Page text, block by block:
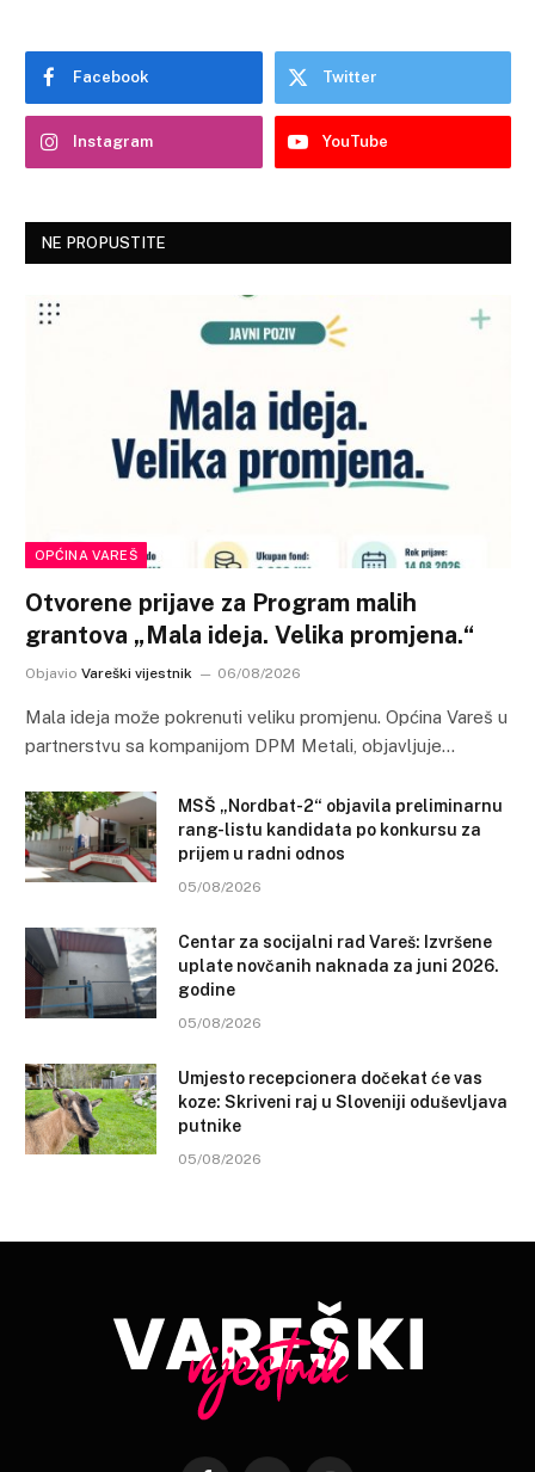
Facebook Twitter
Instagram YouTube
NE PROPUSTITE
OPĆINA VAREŠ
Otvorene prijave za Program malih
grantova „Mala ideja. Velika promjena.“
Objavio Vareški vijestnik 06/08/2026
Mala ideja može pokrenuti veliku promjenu. Općina Vareš u
partnerstvu sa kompanijom DPM Metali, objavljuje…
MSŠ „Nordbat-2“ objavila preliminarnu
rang-listu kandidata po konkursu za
prijem u radni odnos
05/08/2026
Centar za socijalni rad Vareš: Izvršene
uplate novčanih naknada za juni 2026.
godine
05/08/2026
Umjesto recepcionera dočekat će vas
koze: Skriveni raj u Sloveniji oduševljava
putnike
05/08/2026